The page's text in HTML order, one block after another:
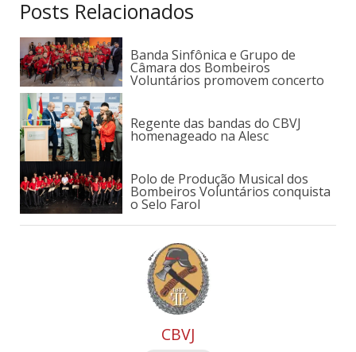
Posts Relacionados
Banda Sinfônica e Grupo de
Câmara dos Bombeiros
Voluntários promovem concerto
Regente das bandas do CBVJ
homenageado na Alesc
Polo de Produção Musical dos
Bombeiros Voluntários conquista
o Selo Farol
CBVJ